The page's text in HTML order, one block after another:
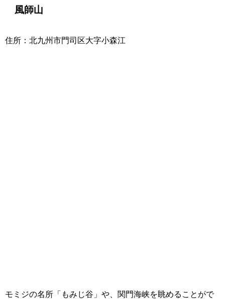
風師山
住所：北九州市門司区大字小森江
モミジの名所「もみじ谷」や、関門海峡を眺めることがで